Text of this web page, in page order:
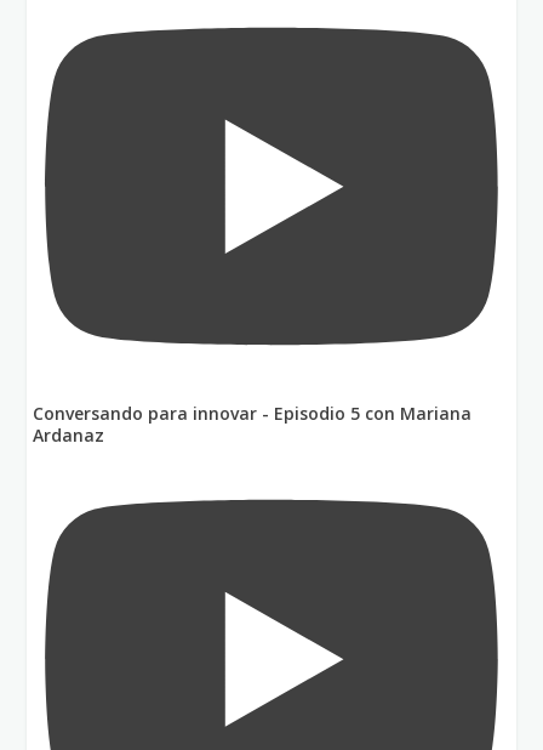
Conversando para innovar - Episodio 5 con Mariana
Ardanaz